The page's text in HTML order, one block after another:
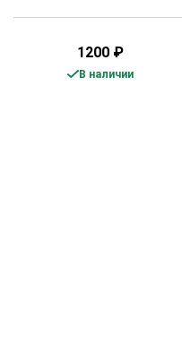
1200 ₽
В наличии